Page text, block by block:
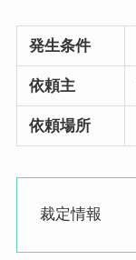
発生条件
依頼主
依頼場所
裁定情報